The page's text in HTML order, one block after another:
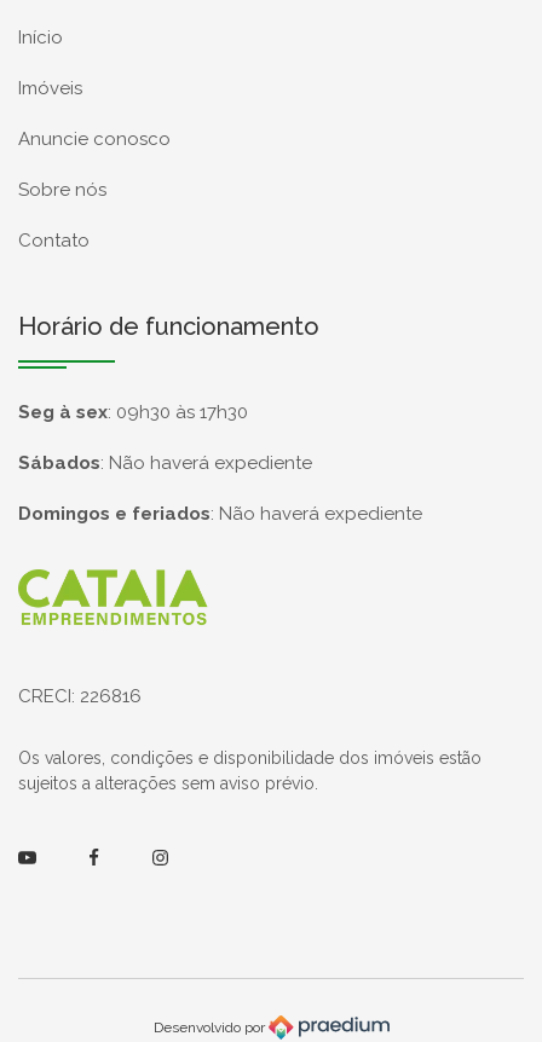
Início
Imóveis
Anuncie conosco
Sobre nós
Contato
Horário de funcionamento
Seg à sex: 09h30 às 17h30
Sábados: Não haverá expediente
Domingos e feriados: Não haverá expediente
Página inicial
CRECI: 226816
Os valores, condições e disponibilidade dos imóveis estão
sujeitos a alterações sem aviso prévio.
YoutubeFacebookInstagram
Desenvolvido por